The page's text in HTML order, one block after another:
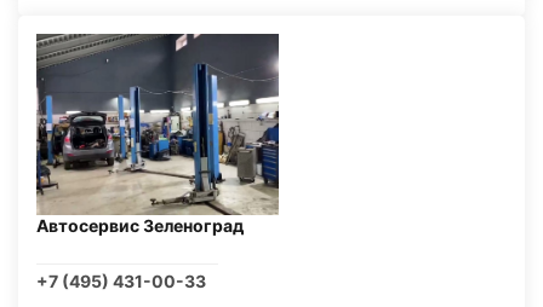
Автосервис Зеленоград
+7 (495) 431-00-33